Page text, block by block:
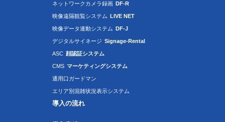
ネットワークカメラ録画 DF-R
映像遠隔観覧システム LIVE NET
映像データ連動システム DF-J
デジタルサイネージ Signage-Rental
ASC 顔認証システム
CMS マーケティングシステム
通用口ガードマン
エリア別混雑状況表示システム
導入の流れ